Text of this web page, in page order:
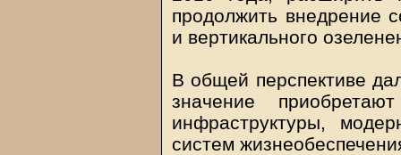
продолжить внедрение
и вертикального
В общей перспективе
значение
инфраструктуры,
систем